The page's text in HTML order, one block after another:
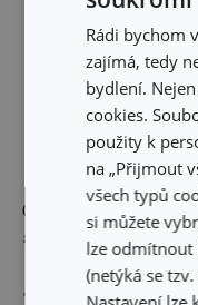
Odšťavňovač
se zásobníkem
Rádi bychom
zajímá, tedy
bydlení.
cookies.
použity k
na „Přijmout
všech typů
si můžete
lze odmítnout
(netýká se